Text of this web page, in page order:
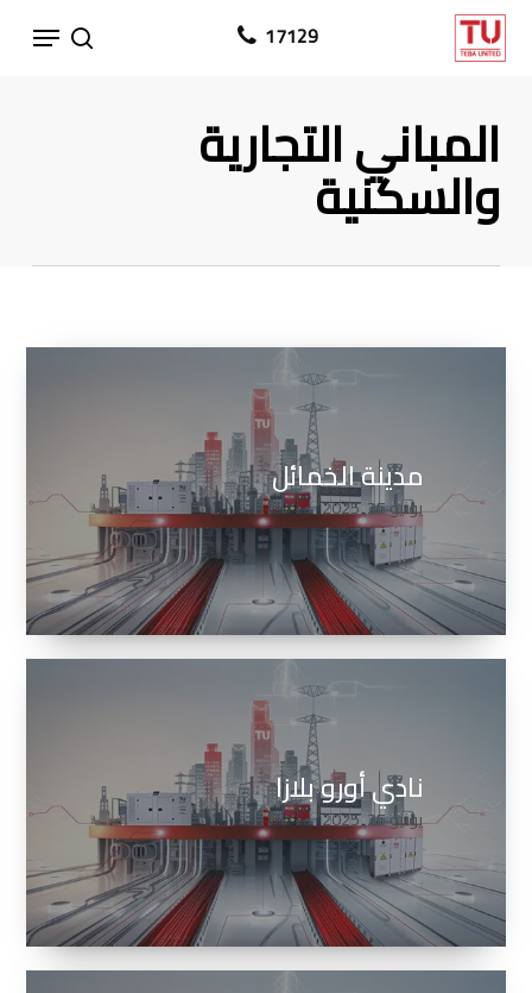
Skip
content
17129
search
Menu
المباني التجارية
والسكنية
مدينة الخمائل
يونيو 25, 2025
نادي أورو بلازا
يونيو 25, 2025